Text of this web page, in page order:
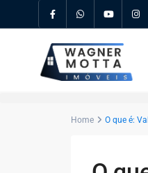
Home O que é: